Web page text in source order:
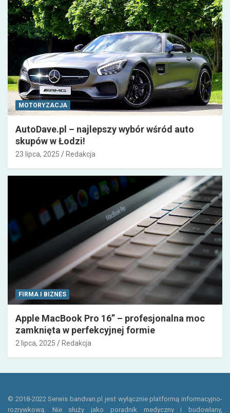
MOTORYZACJA
AutoDave.pl – najlepszy wybór wśród auto
skupów w Łodzi!
23 lipca, 2025 Redakcja
FIRMA I BIZNES
Apple MacBook Pro 16” – profesjonalna moc
zamknięta w perfekcyjnej formie
2 lipca, 2025 Redakcja
© 2018-2022 Serwis bandvan.pl jest wyłącznie platformą informacyjno-
rozrywkową. Nie służy jako poradnik medyczny i budowlany,